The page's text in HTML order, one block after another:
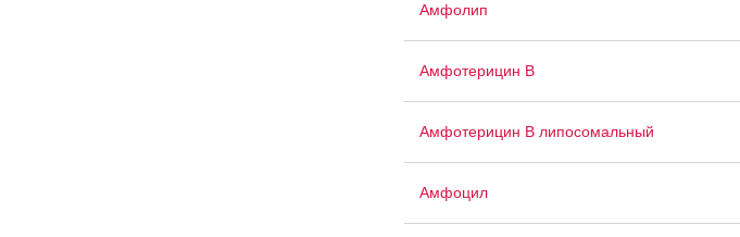
Амфолип
Амфотерицин В
Амфотерицин В липосомальный
Амфоцил